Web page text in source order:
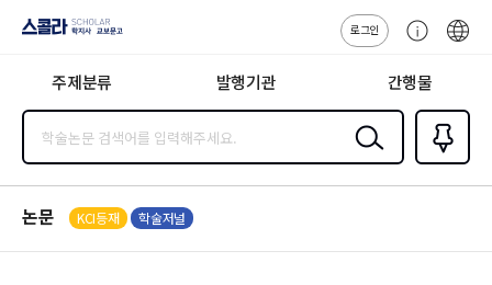
지사·교보문고
로그인
센
주제분류 발행기관 간행물
검색
즐겨찾
기0
논문 KCI등재 학술저널